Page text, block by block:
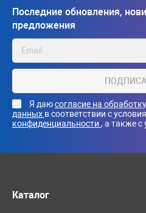
Последние обновления,
предложения
Я даюсогласие на
данных в соответствии с
конфиденциальности , а также с
Каталог